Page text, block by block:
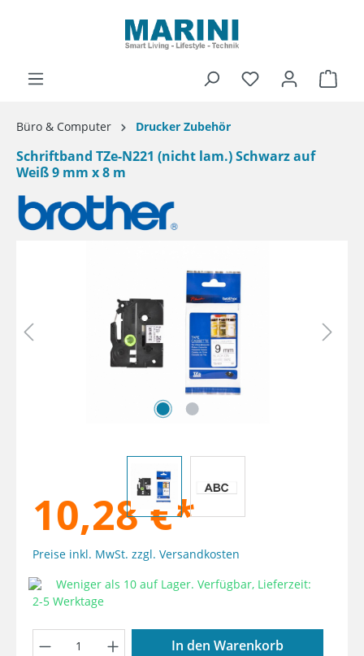
Büro & Computer Drucker Zubehör
Schriftband TZe-N221 (nicht lam.) Schwarz auf
Weiß 9 mm x 8 m
10,28 €*
Preise inkl. MwSt. zzgl. Versandkosten
Weniger als 10 auf Lager. Verfügbar, Lieferzeit:
2-5 Werktage
Produkt Anzahl: Gib den
In den Warenkorb